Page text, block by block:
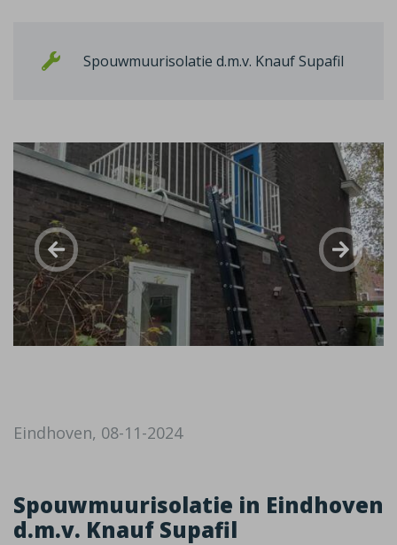
Spouwmuurisolatie d.m.v. Knauf Supafil
Eindhoven, 08-11-2024
Spouwmuurisolatie in Eindhoven
d.m.v. Knauf Supafil